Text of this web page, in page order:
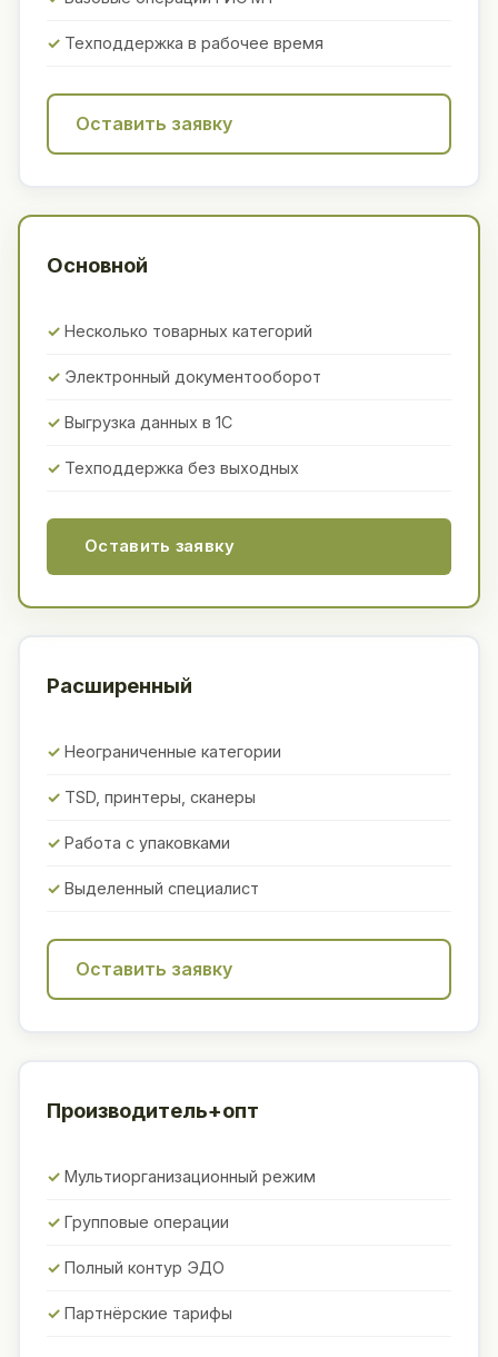
Техподдержка в рабочее время
Оставить заявку
Основной
Несколько товарных категорий
Электронный документооборот
Выгрузка данных в 1С
Техподдержка без выходных
Оставить заявку
Расширенный
Неограниченные категории
TSD, принтеры, сканеры
Работа с упаковками
Выделенный специалист
Оставить заявку
Производитель+опт
Мультиорганизационный режим
Групповые операции
Полный контур ЭДО
Партнёрские тарифы